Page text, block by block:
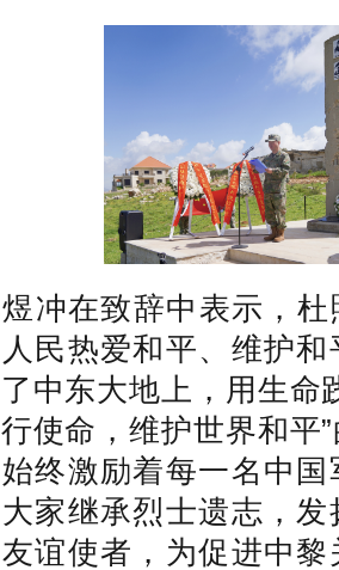
冲在致辞中表示，
民热爱和平、维护
中东大地上，用生命
使命，维护世界和平
终激励着每一名中
家继承烈士遗志，
谊使者，为促进中